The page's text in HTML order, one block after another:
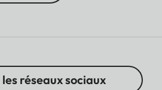
réseaux sociaux